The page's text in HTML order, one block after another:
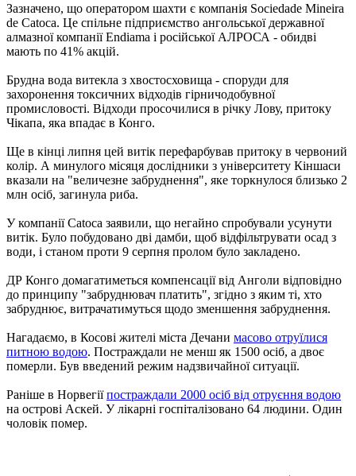
Зазначено, що оператором шахти є компанія Sociedade Mineira
de Catoca. Це спільне підприємство ангольської державної
алмазної компанії Endiama і російської АЛРОСА - обидві
мають по 41% акцій.
Брудна вода витекла з хвостосховища - споруди для
захоронення токсичних відходів гірничодобувної
промисловості. Відходи просочилися в річку Лову, притоку
Чікапа, яка впадає в Конго.
Ще в кінці липня цей витік перефарбував притоку в червоний
колір. А минулого місяця дослідники з університету Кіншаси
вказали на "величезне забруднення", яке торкнулося близько 2
млн осіб, загинула риба.
У компанії Catoca заявили, що негайно спробували усунути
витік. Було побудовано дві дамби, щоб відфільтрувати осад з
води, і станом проти 9 серпня пролом було закладено.
ДР Конго домагатиметься компенсації від Анголи відповідно
до принципу "забруднювач платить", згідно з яким ті, хто
забруднює, витрачатимуться щодо зменшення забруднення.
Нагадаємо, в Косові жителі міста Дечани масово отруїлися
питною водою. Постраждали не менш як 1500 осіб, а двоє
померли. Був введений режим надзвичайної ситуації.
Раніше в Норвегіїпостраждали 2000 осіб від отруєння водою
на острові Аскей. У лікарні госпіталізовано 64 людини. Один
чоловік помер.